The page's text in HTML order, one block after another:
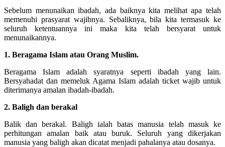
Sebelum menunaikan ibadah, ada baiknya kita melihat apa telah
memenuhi prasyarat wajibnya. Sebaliknya, bila kita termasuk ke
seluruh ketentuannya ini maka kita telah bersyarat untuk
menunaikannya.
1. Beragama Islam atau Orang Muslim.
Beragama Islam adalah syaratnya seperti ibadah yang lain.
Bersyahadat dan memeluk Agama Islam adalah ticket wajib untuk
diterimanya amalan ibadah-ibadah.
2. Baligh dan berakal
Balik dan berakal. Baligh ialah batas manusia telah masuk ke
perhitungan amalan baik atau buruk. Seluruh yang dikerjakan
manusia yang baligh akan dicatat menjadi pahalanya atau dosanya.